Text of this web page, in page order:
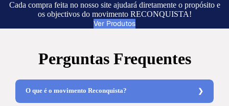
Cada compra feita no nosso site ajudará diretamente o propósito e
os objectivos do movimento RECONQUISTA!
Ver Produtos
Perguntas Frequentes
O que é o movimento Reconquista?